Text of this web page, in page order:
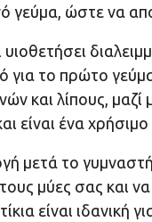
γεύμα, ώστε να
για το πρώτο
και λίπους, μαζί
είναι ένα
μετά το
μύες σας και
είναι